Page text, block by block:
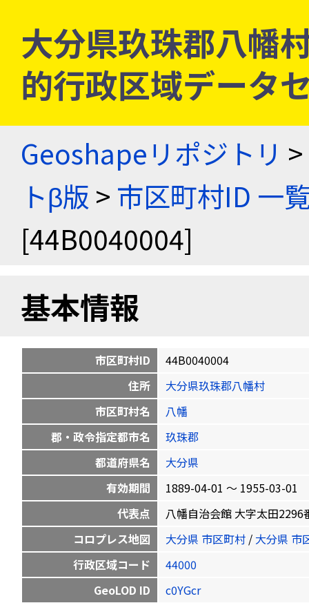
大分県玖珠郡八幡
的行政区域データ
Geoshapeリポジトリ >
トβ版 > 市区町村ID 一
[44B0040004]
基本情報
市区町村ID
44B0040004
住所
大分県玖珠郡八幡村
市区町村名
八幡
郡・政令指定都市名
玖珠郡
都道府県名
大分県
有効期間
1889-04-01 〜 1955-03-01
代表点
八幡自治会館 大字太田
コロプレス地図
大分県 市区町村 / 大分県 市
行政区域コード
44000
GeoLOD ID
c0YGcr